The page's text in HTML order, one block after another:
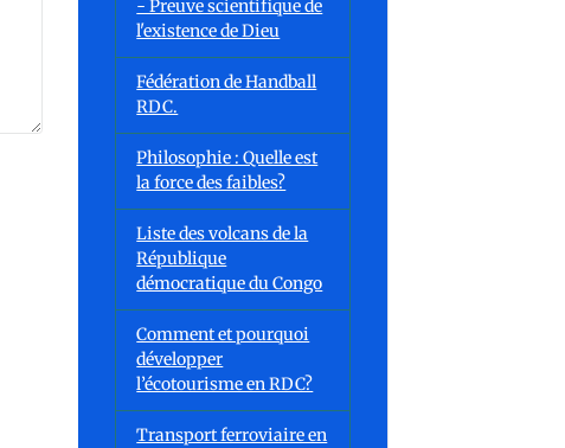
- Preuve scientifique de
l'existence de Dieu
Fédération de Handball
RDC.
Philosophie : Quelle est
la force des faibles?
Liste des volcans de la
République
démocratique du Congo
Comment et pourquoi
développer
l’écotourisme en RDC?
Transport ferroviaire en